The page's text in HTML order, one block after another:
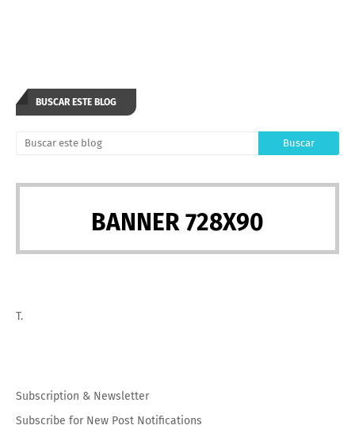
BUSCAR ESTE BLOG
BANNER 728X90
T.
Subscription & Newsletter
Subscribe for New Post Notifications